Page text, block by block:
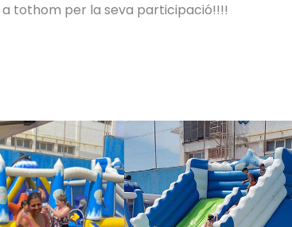
tothom per la seva participació!!!!